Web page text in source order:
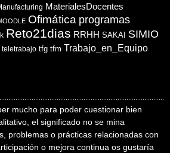
MaterialesDocentes
Ofimática programas
Reto21dias RRHH SAKAI SIMIO
teletrabajo tfg tfm Trabajo_en_Equipo
mucho para poder cuestionar bien
el significado no se mina
problemas o prácticas relacionadas con
o mejora continua os gustaría